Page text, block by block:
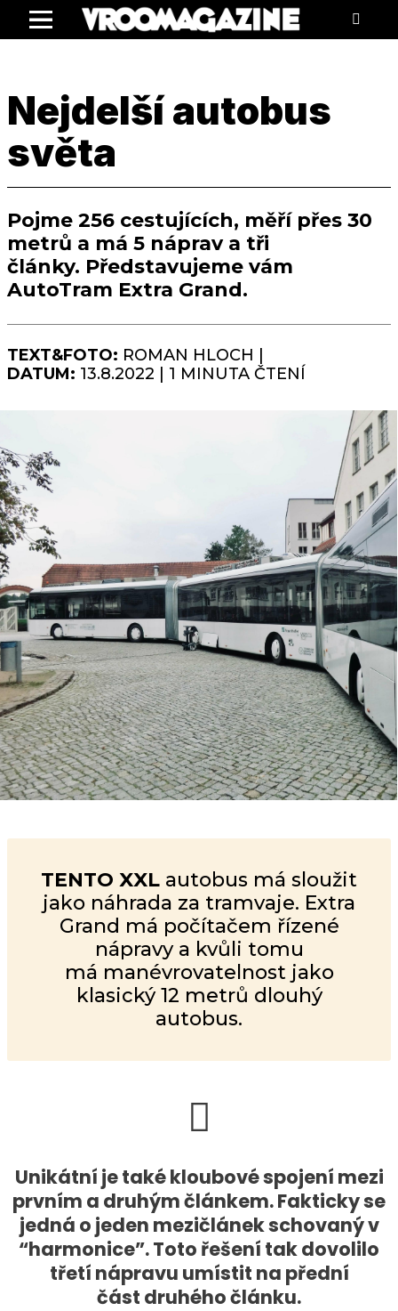
Menu
Nejdelší autobus
světa
Pojme 256 cestujících, měří přes 30
metrů a má 5 náprav a tři
články. Představujeme vám
AutoTram Extra Grand.
TEXT&FOTO: ROMAN HLOCH |
DATUM: 13.8.2022 | 1 MINUTA ČTENÍ
TENTO XXL autobus má sloužit
jako náhrada za tramvaje. Extra
Grand má počítačem řízené
nápravy a kvůli tomu
má manévrovatelnost jako
klasický 12 metrů dlouhý
autobus.
Unikátní je také kloubové spojení mezi
prvním a druhým článkem. Fakticky se
jedná o jeden mezičlánek schovaný v
“harmonice”. Toto řešení tak dovolilo
třetí nápravu umístit na přední
část druhého článku.